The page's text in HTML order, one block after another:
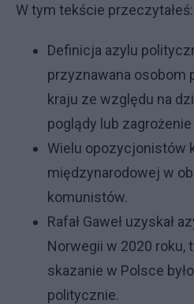
W tym tekście przeczytałeś:
Definicja azylu
przyznawana osobom
kraju ze względu na
poglądy lub zagrożenie
Wielu opozycjonistów
międzynarodowej w
komunistów.
Rafał Gaweł uzyskał
Norwegii w 2020 roku,
skazanie w Polsce
politycznie.